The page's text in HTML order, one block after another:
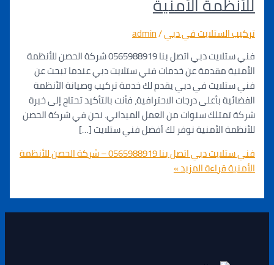
في دبي/
admin
فني ستلايت دبي اتصل بنا 0565988919 شركة الحصن للأنظمة
مقدمة عن خدمات فني ستلايت دبي عندما تبحث عن
في دبي يقدم لك خدمة تركيب وصيانة الأنظمة
بأعلى درجات الاحترافية، فأنت بالتأكيد تحتاج إلى خبرة
سنوات من العمل الميداني. نحن في شركة الحصن
الأمنية نوفر لك أفضل فني ستلايت […]
فني ستلايت دبي اتصل بنا 0565988919 – شركة الحصن للأنظمة
قراءة المزيد »